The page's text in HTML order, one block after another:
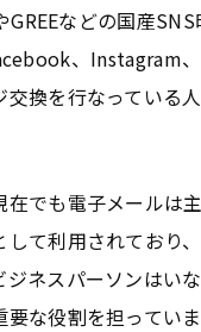
などの国産
、Instagram
換を行なっている
在でも電子メールは
して利用されており
ジネスパーソンはい
な役割を担っていま